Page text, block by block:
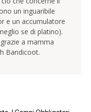
un inguaribile
e un accumulatore
se di platino).
a mamma
Bandicoot.